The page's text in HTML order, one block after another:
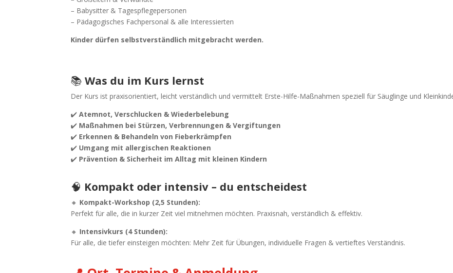
– Babysitter & Tagespflegepersonen
– Pädagogisches Fachpersonal & alle Interessierten
Kinder dürfen selbstverständlich mitgebracht werden.
📚Was du im Kurs lernst
Der Kurs ist praxisorientiert, leicht verständlich und vermittelt Erste-Hilfe-Maßnahmen speziell für Säuglinge und
✔️Atemnot, Verschlucken & Wiederbelebung
✔️ Maßnahmen bei Stürzen, Verbrennungen & Vergiftungen
✔️ Erkennen & Behandeln von Fieberkrämpfen
✔️ Umgang mit allergischen Reaktionen
✔️ Prävention & Sicherheit im Alltag mit kleinen Kindern
🧠 Kompakt oder intensiv – du entscheidest
🔸 Kompakt-Workshop (2,5 Stunden):
Perfekt für alle, die in kurzer Zeit viel mitnehmen möchten. Praxisnah, verständlich & effektiv.
🔸 Intensivkurs (4 Stunden):
Für alle, die tiefer einsteigen möchten: Mehr Zeit für Übungen, individuelle Fragen & vertieftes Verständnis.